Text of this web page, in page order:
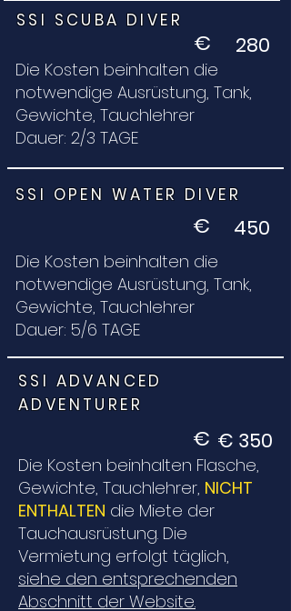
SSI SCUBA DIVER
280
€
Die Kosten beinhalten die
notwendige Ausrüstung, Tank,
Gewichte, Tauchlehrer
Dauer: 2/3 TAGE
SSI OPEN WATER DIVER
450
€
Die Kosten beinhalten die
notwendige Ausrüstung, Tank,
Gewichte, Tauchlehrer
Dauer: 5/6 TAGE
SSI ADVANCED
ADVENTURER
€ 350
€
Die Kosten beinhalten Flasche,
Gewichte, Tauchlehrer, NICHT
ENTHALTEN die Miete der
Tauchausrüstung. Die
Vermietung erfolgt täglich,
siehe den entsprechenden
Abschnitt der Website.